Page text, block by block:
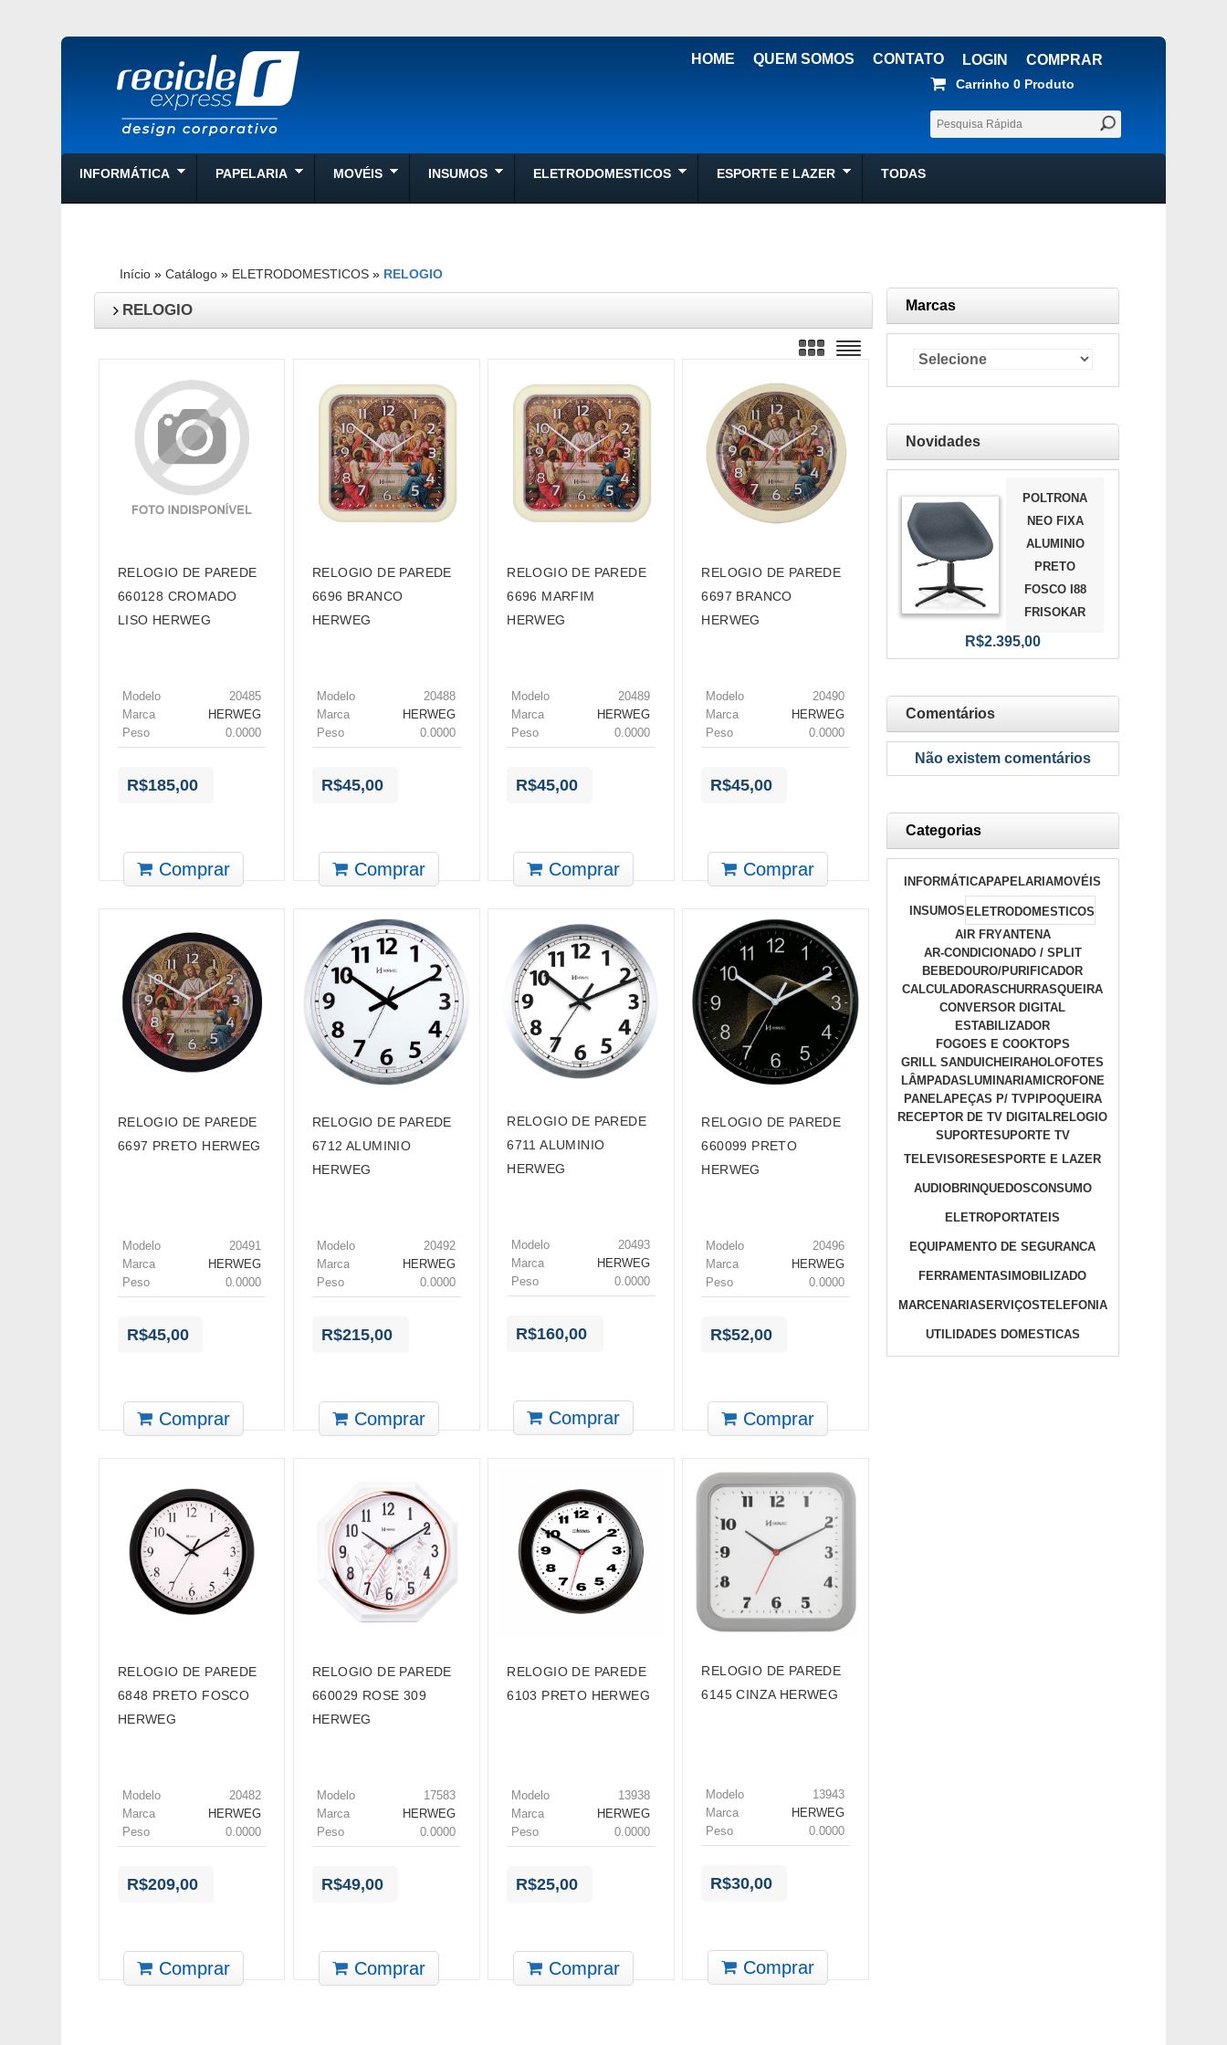
HOME QUEM SOMOS CONTATO COMPRAR
LOGIN
Carrinho 0 Produto
INFORMÁTICA PAPELARIA MOVÉIS INSUMOS ELETRODOMESTICOS ESPORTE E LAZER TODAS
Início »Catálogo » ELETRODOMESTICOS » RELOGIO
RELOGIO
RELOGIO DE PAREDE
660128 CROMADO
LISO HERWEG
Modelo
20485
Marca
HERWEG
Peso
0.0000
R$185,00
Comprar
RELOGIO DE PAREDE
6696 BRANCO
HERWEG
Modelo
20488
Marca
HERWEG
Peso
0.0000
R$45,00
Comprar
RELOGIO DE PAREDE
6696 MARFIM
HERWEG
Modelo
20489
Marca
HERWEG
Peso
0.0000
R$45,00
Comprar
RELOGIO DE PAREDE
6697 BRANCO
HERWEG
Modelo
20490
Marca
HERWEG
Peso
0.0000
R$45,00
Comprar
RELOGIO DE PAREDE
6697 PRETO HERWEG
Modelo
20491
Marca
HERWEG
Peso
0.0000
R$45,00
Comprar
RELOGIO DE PAREDE
6712 ALUMINIO
HERWEG
Modelo
20492
Marca
HERWEG
Peso
0.0000
R$215,00
Comprar
RELOGIO DE PAREDE
6711 ALUMINIO
HERWEG
Modelo
20493
Marca
HERWEG
Peso
0.0000
R$160,00
Comprar
RELOGIO DE PAREDE
660099 PRETO
HERWEG
Modelo
20496
Marca
HERWEG
Peso
0.0000
R$52,00
Comprar
RELOGIO DE PAREDE
6848 PRETO FOSCO
HERWEG
Modelo
20482
Marca
HERWEG
Peso
0.0000
R$209,00
Comprar
RELOGIO DE PAREDE
660029 ROSE 309
HERWEG
Modelo
17583
Marca
HERWEG
Peso
0.0000
R$49,00
Comprar
RELOGIO DE PAREDE
6103 PRETO HERWEG
Modelo
13938
Marca
HERWEG
Peso
0.0000
R$25,00
Comprar
RELOGIO DE PAREDE
6145 CINZA HERWEG
Modelo
13943
Marca
HERWEG
Peso
0.0000
R$30,00
Comprar
Marcas
Novidades
POLTRONA
NEO FIXA
ALUMINIO
PRETO
FOSCO I88
FRISOKAR
R$2.395,00
Comentários
Não existem comentários
Categorias
INFORMÁTICAPAPELARIAMOVÉIS
INSUMOS ELETRODOMESTICOS
AIR FRYANTENA
AR-CONDICIONADO / SPLIT
BEBEDOURO/PURIFICADOR
CALCULADORASCHURRASQUEIRA
CONVERSOR DIGITAL
ESTABILIZADOR
FOGOES E COOKTOPS
GRILL SANDUICHEIRAHOLOFOTES
LÂMPADAS LUMINARIAMICROFONE
PANELAPEÇAS P/ TVPIPOQUEIRA
RECEPTOR DE TV DIGITALRELOGIO
SUPORTESUPORTE TV
TELEVISORES ESPORTE E LAZER
AUDIOBRINQUEDOSCONSUMO
ELETROPORTATEIS
EQUIPAMENTO DE SEGURANCA
FERRAMENTAS IMOBILIZADO
MARCENARIASERVIÇOSTELEFONIA
UTILIDADES DOMESTICAS